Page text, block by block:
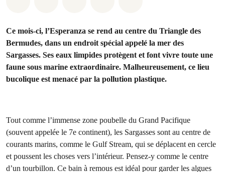
Ce mois-ci, l’Esperanza se rend au centre du Triangle des
Bermudes, dans un endroit spécial appelé la mer des
Sargasses. Ses eaux limpides protègent et font vivre toute une
faune sous marine extraordinaire. Malheureusement, ce lieu
bucolique est menacé par la pollution plastique.
Tout comme l’immense zone poubelle du Grand Pacifique
(souvent appelée le 7e continent), les Sargasses sont au centre de
courants marins, comme le Gulf Stream, qui se déplacent en cercle
et poussent les choses vers l’intérieur. Pensez-y comme le centre
d’un tourbillon. Ce bain à remous est idéal pour garder les algues